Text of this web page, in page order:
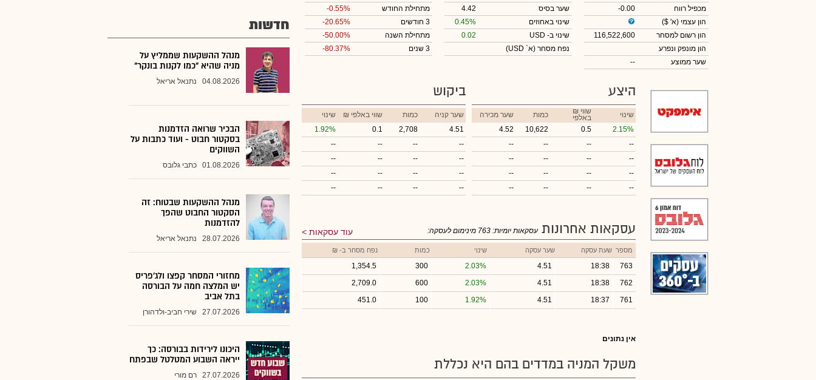
מכפיל רווח
-0.00
הון עצמי (א' $)
הון רשום למסחר
116,522,600
הון מונפק ונפרע
שער ממוצע
--
שער בסיס
4.42
שינוי באחוזים
0.45%
שינוי ב- USD
0.02
נפח מסחר (א` USD)
מתחילת החודש
-0.55%
3 חודשים
-20.65%
מתחילת השנה
-50.00%
3 שנים
-80.37%
היצע
שינוי ₪ שווי
באלפי כמות
שער מכירה
2.15%
0.5
10,622
4.52
--
--
--
--
--
--
--
--
--
--
--
--
--
--
--
--
ביקוש
שער קניה כמות ₪ שווי באלפי
שינוי
4.51
2,708
0.1
1.92%
--
--
--
--
--
--
--
--
--
--
--
--
--
--
--
--
עסקאות אחרונות עוד עסקאות עסקאות יומיות: 763 מינימום לעסקה:
מספר שעת עסקה שער עסקה שינוי כמות נפח מסחר ב- ₪
763
18:38
4.51
2.03%
300
1,354.5
762
18:38
4.51
2.03%
600
2,709.0
761
18:37
4.51
1.92%
100
451.0
אין נתונים
משקל המניה במדדים בהם היא נכללת
חדשות
מנהל ההשקעות שממליץ על
מניה שהיא "כמו לקנות בונקר"
04.08.2026 נתנאל אריאל
הבכיר שרואה הזדמנות
בסקטור חבוט - ועוד כתבות על
השווקים
01.08.2026 כתבי גלובס
מנהל ההשקעות שבטוח: זה
הסקטור החבוט שהפך
להזדמנות
28.07.2026 נתנאל אריאל
מחזורי המסחר קפצו ולג'פריס
יש המלצה חמה על הבורסה
בתל אביב
27.07.2026 שירי חביב-ולדהורן
היכונו לירידות בבורסה: כך
ייראה השבוע המטלטל שבפתח
27.07.2026 רם מורי